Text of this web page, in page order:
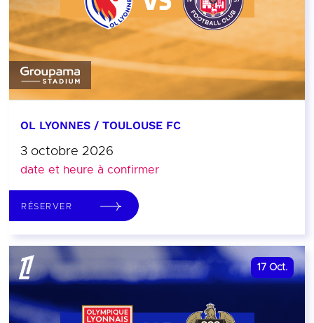
OL LYONNES / TOULOUSE FC
3 octobre 2026
date et heure à confirmer
RÉSERVER
17 Oct.